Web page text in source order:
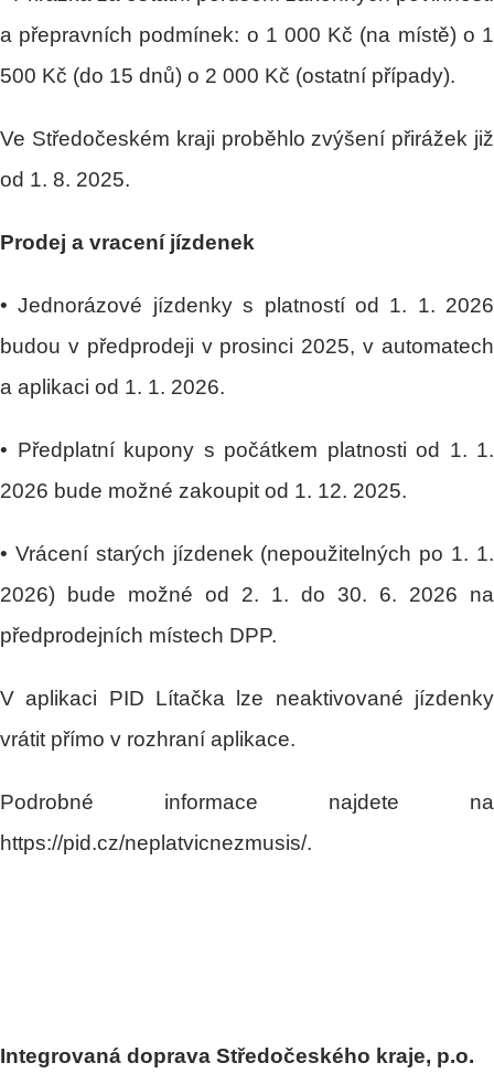
a přepravních podmínek: o 1 000 Kč (na místě) o 1
500 Kč (do 15 dnů) o 2 000 Kč (ostatní případy).
Ve Středočeském kraji proběhlo zvýšení přirážek již
od 1. 8. 2025.
Prodej a vracení jízdenek
• Jednorázové jízdenky s platností od 1. 1. 2026
budou v předprodeji v prosinci 2025, v automatech
a aplikaci od 1. 1. 2026.
• Předplatní kupony s počátkem platnosti od 1. 1.
2026 bude možné zakoupit od 1. 12. 2025.
• Vrácení starých jízdenek (nepoužitelných po 1. 1.
2026) bude možné od 2. 1. do 30. 6. 2026 na
předprodejních místech DPP.
V aplikaci PID Lítačka lze neaktivované jízdenky
vrátit přímo v rozhraní aplikace.
Podrobné informace najdete na
https://pid.cz/neplatvicnezmusis/.
Integrovaná doprava Středočeského kraje, p.o.